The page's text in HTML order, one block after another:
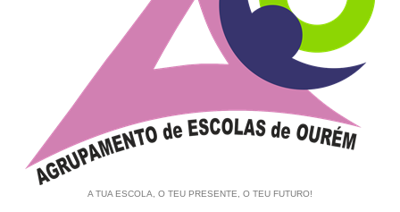
Unidades Orgânicas
Documentos
Associação de Pais e EE
Equipa de Autoavaliação
Notícias
A TUA ESCOLA, O TEU PRESENTE, O TEU FUTURO!